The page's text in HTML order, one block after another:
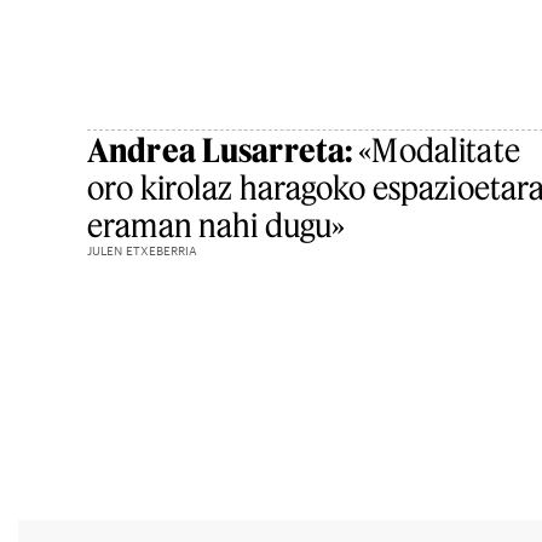
Andrea Lusarreta:«Modalitate
oro kirolaz haragoko
eraman nahi dugu»
JULEN ETXEBERRIA